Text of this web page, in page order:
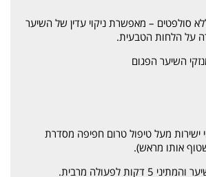
סולפטים – מאפשרת ניקוי עדין של השיער
על הלחות הטבעית.
ישירות מעל טיפול טרום חפיפה מסדרת
לפעולה מרבית.